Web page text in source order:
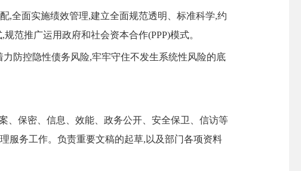
面实施绩效管理,建立全面规范透明、标准科学,约
范推广运用政府和社会资本合作(PPP)模式。
防控隐性债务风险,牢牢守住不发生系统性风险的底
保密、信息、效能、政务公开、安全保卫、信访等
服务工作。负责重要文稿的起草,以及部门各项资料